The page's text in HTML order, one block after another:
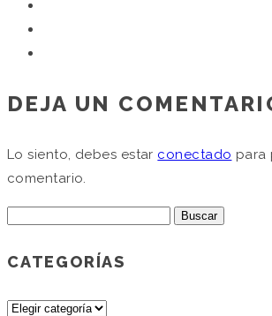
DEJA UN
Lo siento, debes estar conectado para
comentario.
CATEGORÍAS
Categorías